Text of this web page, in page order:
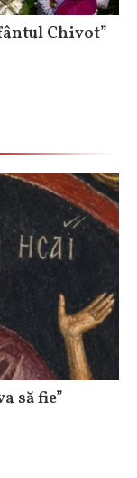
Chivot”
să fie”